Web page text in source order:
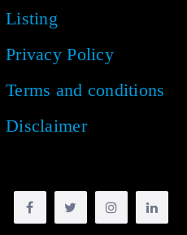
Listing
Privacy Policy
Terms and conditions
Disclaimer